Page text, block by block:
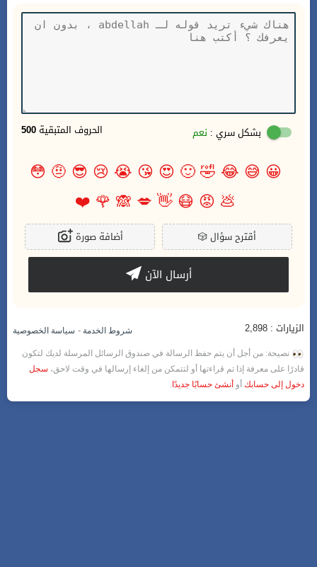
500 الحروف المتبقية بشكل سري : نعم
😀
😅
😂
🤣
🙂
😍
😘
😭
😢
😎
🤨
😳
💩
😡
😷
👋
💋
🙈
🌹
❤️
🎲أقترح سؤال أضافة صورة
أرسال الآن
الزيارات : 2,898 شروط الخدمة - سياسة الخصوصية
نصيحة: من أجل أن يتم حفظ الرسالة في صندوق الرسائل المرسلة لديك لتكون
قادرًا على معرفة إذا تم قراءتها أو لتتمكن من إلغاء إرسالها في وقت لاحق، سجل
دخول إلى حسابك أو أنشئ حسابًا جديدًا .